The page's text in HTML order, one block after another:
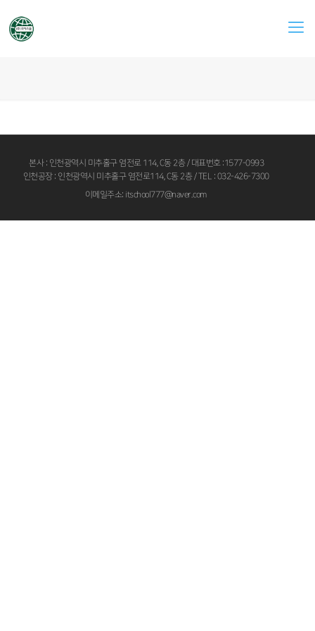
본사 : 인천광역시 미추홀구 염전로 114, C동 2층 / 대표번호 :1577-0993
인천공장 : 인천광역시 미추홀구 염전로114, C동 2층 / TEL : 032-426-7300
이메일주소: itschool777@naver.com